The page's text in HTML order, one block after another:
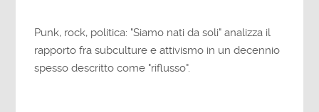
Punk, rock, politica: "Siamo nati da soli" analizza il
rapporto fra subculture e attivismo in un decennio
spesso descritto come "riflusso".